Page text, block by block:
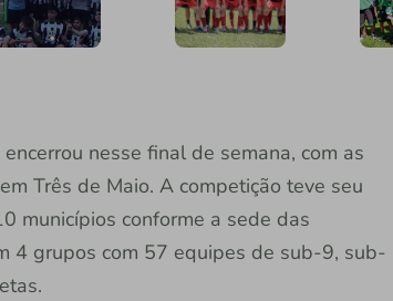
nesse final de semana, com as
Três de Maio. A competição teve seu
municípios conforme a sede das
4 grupos com 57 equipes de sub-9, sub-